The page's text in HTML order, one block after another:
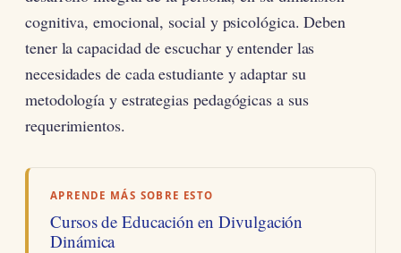
cognitiva, emocional, social y psicológica. Deben
tener la capacidad de escuchar y entender las
necesidades de cada estudiante y adaptar su
metodología y estrategias pedagógicas a sus
requerimientos.
APRENDE MÁS SOBRE ESTO
Cursos de Educación en Divulgación
Dinámica